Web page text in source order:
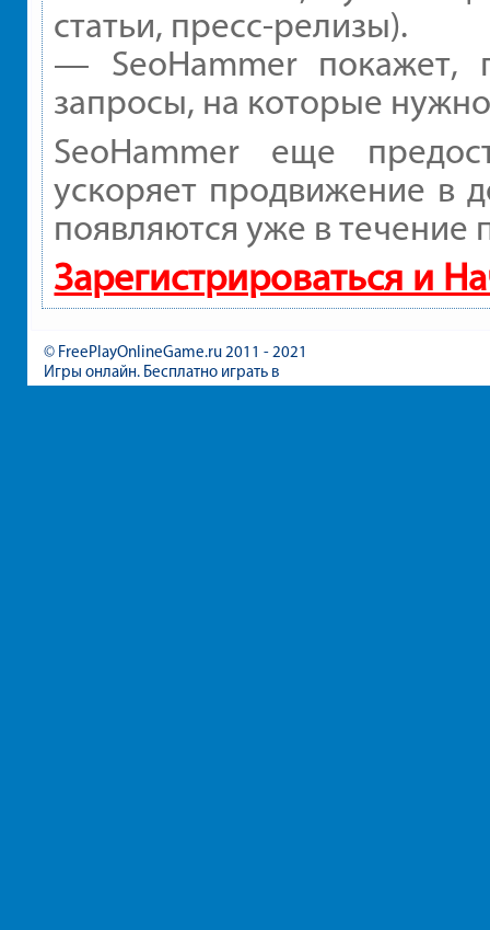
статьи, пресс-релизы).
— SeoHammer покажет,
запросы, на которые
SeoHammer еще
ускоряет продвижение в
появляются уже в течение
Зарегистрироваться и
© FreePlayOnlineGame.ru 2011 - 2021
Игры онлайн. Бесплатно играть в
игры для девочек и мальчиков